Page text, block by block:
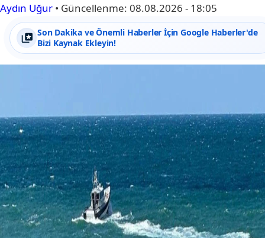
Aydın Uğur • Güncellenme: 08.08.2026 - 18:05
Son Dakika ve Önemli Haberler İçin Google Haberler'de
Bizi Kaynak Ekleyin!